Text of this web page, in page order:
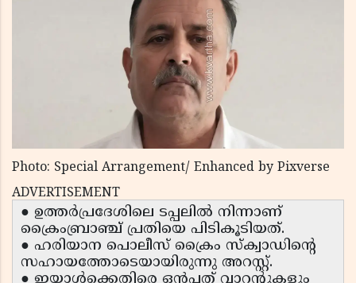
Photo: Special Arrangement/ Enhanced by Pixverse
ADVERTISEMENT
● ഉത്തർപ്രദേശിലെ ടപ്പലിൽ നിന്നാണ്
ക്രൈംബ്രാഞ്ച് പ്രതിയെ പിടികൂടിയത്.
● ഹരിയാന പൊലീസ് ക്രൈം സ്ക്വാഡിന്റെ
സഹായത്തോടെയായിരുന്നു അറസ്റ്റ്.